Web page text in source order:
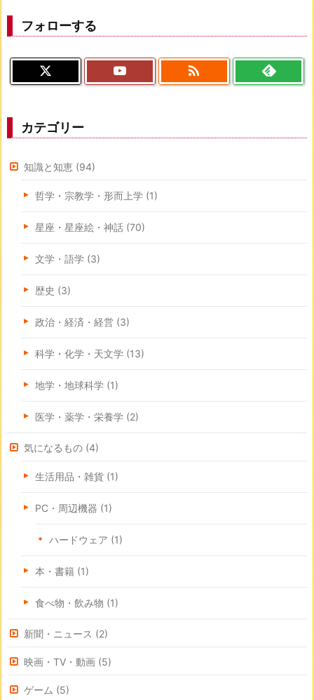
フォローする

カテゴリー
知識と知恵 (94)
哲学・宗教学・形而上学 (1)
星座・星座絵・神話 (70)
文学・語学 (3)
歴史 (3)
政治・経済・経営 (3)
科学・化学・天文学 (13)
地学・地球科学 (1)
医学・薬学・栄養学 (2)
気になるもの (4)
生活用品・雑貨 (1)
PC・周辺機器 (1)
ハードウェア (1)
本・書籍 (1)
食べ物・飲み物 (1)
新聞・ニュース (2)
映画・TV・動画 (5)
ゲーム (5)